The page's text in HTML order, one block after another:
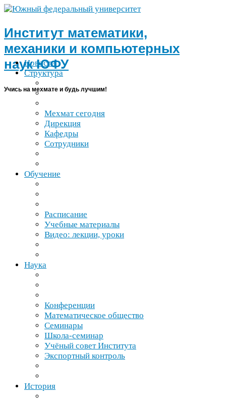
Институт математики,
механики и компьютерных
наукЮФУ
Учись на мехмате и будь лучшим!
Новости
Структура
Мехмат сегодня
Дирекция
Кафедры
Сотрудники
Обучение
Расписание
Учебные материалы
Видео: лекции, уроки
Наука
Конференции
Математическое общество
Семинары
Школа-​семинар
Учёный совет Института
Экспортный контроль
История